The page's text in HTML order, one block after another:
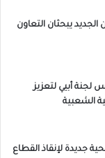
يبحثان التعاون
لجنة أبيي لتعزيز
الشعبية
جديدة لإنقاذ القطاع